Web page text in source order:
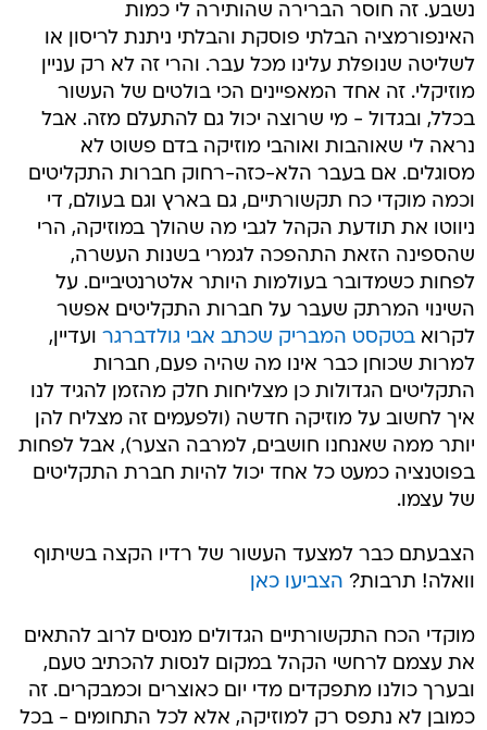
נשבע. זה חוסר הברירה שהותירה לי כמות
האינפורמציה הבלתי פוסקת והבלתי ניתנת לריסון או
לשליטה שנופלת עלינו מכל עבר. והרי זה לא רק עניין
מוזיקלי. זה אחד המאפיינים הכי בולטים של העשור
בכלל, ובגדול - מי שרוצה יכול גם להתעלם מזה. אבל
נראה לי שאוהבות ואוהבי מוזיקה בדם פשוט לא
מסוגלים. אם בעבר הלא-כזה-רחוק חברות התקליטים
וכמה מוקדי כח תקשורתיים, גם בארץ וגם בעולם, די
ניווטו את תודעת הקהל לגבי מה שהולך במוזיקה, הרי
שהספינה הזאת התהפכה לגמרי בשנות העשרה,
לפחות כשמדובר בעולמות היותר אלטרנטיביים. על
השינוי המרתק שעבר על חברות התקליטים אפשר
לקרואבטקסט המבריק שכתב אבי גולדברגר ועדיין,
למרות שכוחן כבר אינו מה שהיה פעם, חברות
התקליטים הגדולות כן מצליחות חלק מהזמן להגיד לנו
איך לחשוב על מוזיקה חדשה (ולפעמים זה מצליח להן
יותר ממה שאנחנו חושבים, למרבה הצער), אבל לפחות
בפוטנציה כמעט כל אחד יכול להיות חברת התקליטים
של עצמו.
הצבעתם כבר למצעד העשור של רדיו הקצה בשיתוף
וואלה! תרבות? הצביעו כאן
מוקדי הכח התקשורתיים הגדולים מנסים לרוב להתאים
את עצמם לרחשי הקהל במקום לנסות להכתיב טעם,
ובערך כולנו מתפקדים מדי יום כאוצרים וכמבקרים. זה
כמובן לא נתפס רק למוזיקה, אלא לכל התחומים - בכל